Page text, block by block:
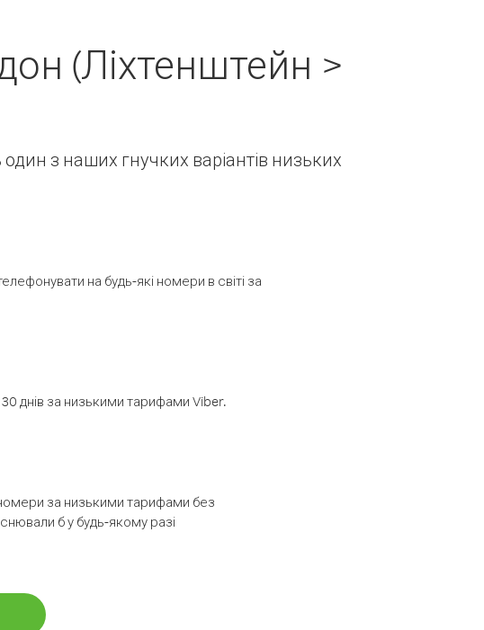
(Ліхтенштейн >
з наших гнучких варіантів низьких
на будь-які номери в світі за
днів за низькими тарифами Viber.
номери за низькими тарифами без
б у будь-якому разі